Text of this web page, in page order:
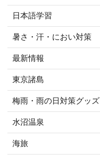
日本語学習
暑さ・汗・におい対策
最新情報
東京諸島
梅雨・雨の日対策グッズ
水沼温泉
海旅